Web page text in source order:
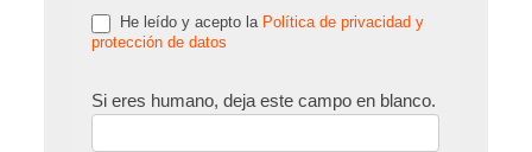
He leído y acepto la Política de privacidad y
protección de datos
Si eres humano, deja este campo en blanco.